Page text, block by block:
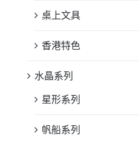
桌上文具
香港特色
水晶系列
星形系列
帆船系列